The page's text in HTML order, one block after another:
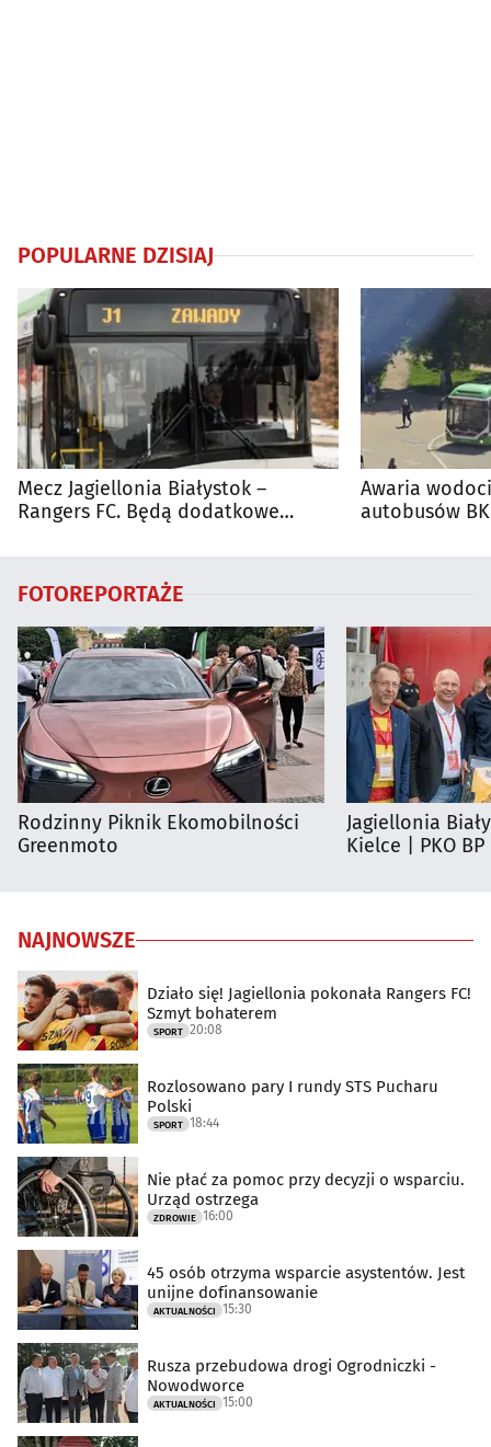
POPULARNE DZISIAJ
Mecz Jagiellonia Białystok –
Rangers FC. Będą dodatkowe
Awaria
autobusów
FOTOREPORTAŻE
Rodzinny Piknik Ekomobilności
Greenmoto
Jagiellonia
Kielce | PKO
NAJNOWSZE
Działo się! Jagiellonia pokonała Rangers FC!
Szmyt bohaterem
SPORT 20:08
Rozlosowano pary I rundy STS Pucharu
Polski
SPORT 18:44
Nie płać za pomoc przy decyzji o wsparciu.
Urząd ostrzega
ZDROWIE 16:00
45 osób otrzyma wsparcie asystentów. Jest
unijne dofinansowanie
AKTUALNOŚCI 15:30
Rusza przebudowa drogi Ogrodniczki -
Nowodworce
AKTUALNOŚCI 15:00